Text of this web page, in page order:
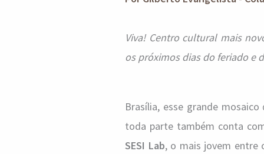
Viva! Centro cultural mais
os próximos dias do feriado e
Brasília, esse grande
toda parte também conta
SESI Lab, o mais jovem entre